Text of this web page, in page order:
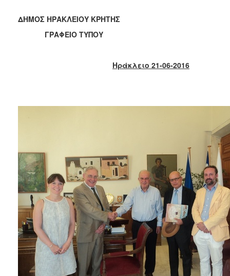
2019
2018
2006
ΔΗΜΟΤΗΣ
ΕΠΙΣΚΕΠΤΗΣ
ΗΡΑΚΛΕΙΟ
ΔΗΜΟΣ ΗΡΑΚΛΕΙΟΥ ΚΡΗΤΗΣ
ΓΡΑΦΕΙΟ ΤΥΠΟΥ
Ηράκλειο 21-06-2016